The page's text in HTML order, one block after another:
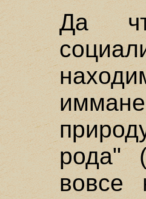
Да
рода"
вовсе